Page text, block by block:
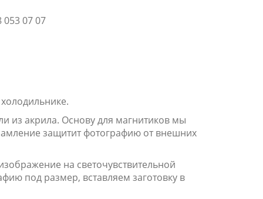
053 07 07
из акрила. Основу для магнитиков мы
защитит фотографию от внешних
на светочувствительной
под размер, вставляем заготовку в